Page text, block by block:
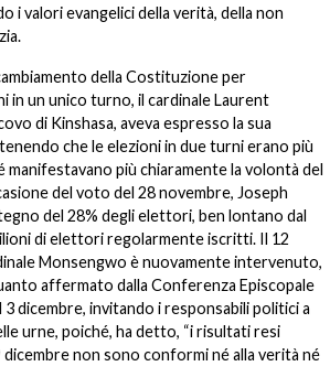
i valori evangelici della verità, della non
della Costituzione per
in un unico turno, il cardinale Laurent
di Kinshasa, aveva espresso la sua
che le elezioni in due turni erano più
manifestavano più chiaramente la volontà del
del voto del 28 novembre, Joseph
del 28% degli elettori, ben lontano dal
di elettori regolarmente iscritti. Il 12
Monsengwo è nuovamente intervenuto,
affermato dalla Conferenza Episcopale
3 dicembre, invitando i responsabili politici a
urne, poiché, ha detto, “i risultati resi
dicembre non sono conformi né alla verità né